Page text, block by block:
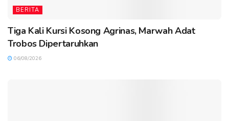
BERITA
Tiga Kali Kursi Kosong Agrinas, Marwah Adat
Trobos Dipertaruhkan
06/08/2026